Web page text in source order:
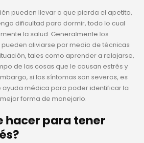
pueden llevar a que pierda el apetito,
dificultad para dormir, todo lo cual
la salud. Generalmente los
pueden aliviarse por medio de técnicas
tales como aprender a relajarse,
de las cosas que le causan estrés y
si los síntomas son severos, es
médica para poder identificar la
forma de manejarlo.
hacer para tener